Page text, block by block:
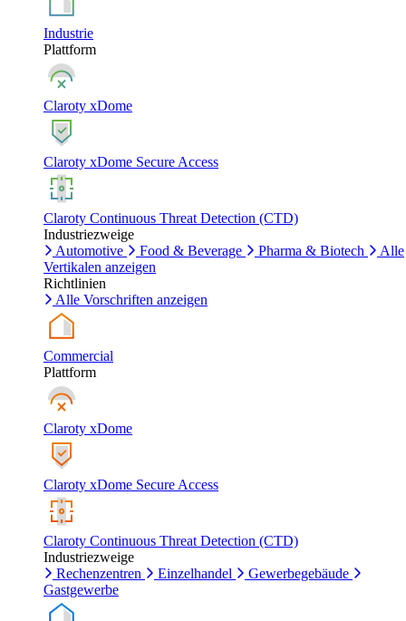
Industrie
Plattform
Claroty xDome
Claroty xDome Secure Access
Claroty Continuous Threat Detection (CTD)
Industriezweige
Automotive
Food & Beverage Pharma & Biotech
Alle
Vertikalen anzeigen
Richtlinien
Alle Vorschriften anzeigen
Commercial
Plattform
Claroty xDome
Claroty xDome Secure Access
Claroty Continuous Threat Detection (CTD)
Industriezweige
Rechenzentren
Einzelhandel
Gewerbegebäude
Gastgewerbe